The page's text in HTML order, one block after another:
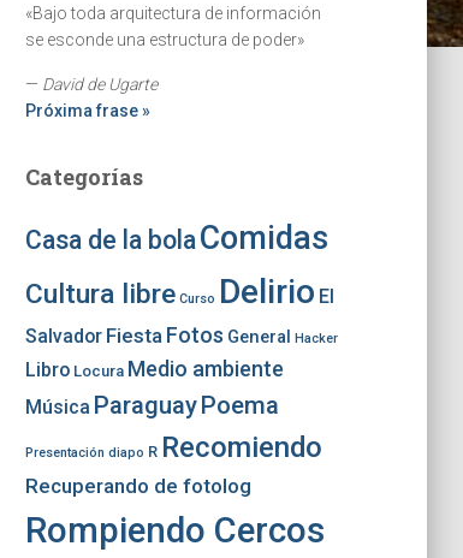
«Bajo toda arquitectura de información
se esconde una estructura de poder»
— David de Ugarte
Próxima frase »
Categorías
Casa de la bolaComidas
Cultura libre Curso Delirio El
Salvador Fiesta Fotos General Hacker
Libro Locura Medio ambiente
Música ParaguayPoema
Presentación diapo R Recomiendo
Recuperando de fotolog
Rompiendo Cercos